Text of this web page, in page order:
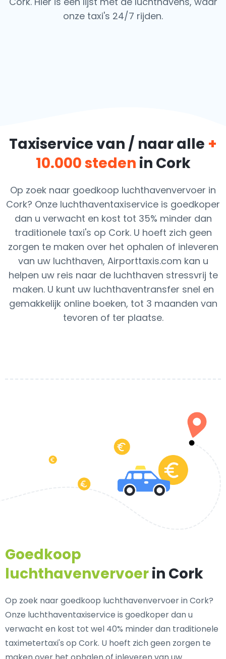
onze taxi's 24/7 rijden.
Taxiservice van / naar alle +
10.000 steden in Cork
Op zoek naar goedkoop luchthavenvervoer in
Cork? Onze luchthaventaxiservice is goedkoper
dan u verwacht en kost tot 35% minder dan
traditionele taxi's op Cork. U hoeft zich geen
zorgen te maken over het ophalen of inleveren
van uw luchthaven, Airporttaxis.com kan u
helpen uw reis naar de luchthaven stressvrij te
maken. U kunt uw luchthaventransfer snel en
gemakkelijk online boeken, tot 3 maanden van
tevoren of ter plaatse.
Goedkoop
luchthavenvervoerin Cork
Op zoek naar goedkoop luchthavenvervoer in Cork?
Onze luchthaventaxiservice is goedkoper dan u
verwacht en kost tot wel 40% minder dan traditionele
taximetertaxi's op Cork. U hoeft zich geen zorgen te